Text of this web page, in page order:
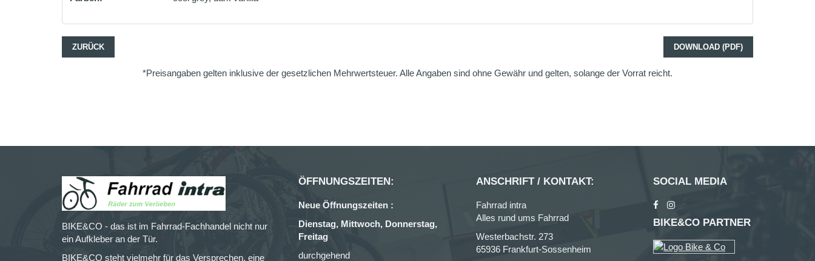
ZURÜCK DOWNLOAD (PDF)
*Preisangaben gelten inklusive der gesetzlichen Mehrwertsteuer. Alle Angaben sind ohne Gewähr und gelten, solange der Vorrat reicht.
BIKE&CO - das ist im Fahrrad-Fachhandel nicht nur
ein Aufkleber an der Tür.
BIKE&CO steht vielmehr für das Versprechen, eine
ÖFFNUNGSZEITEN:
Neue Öffnungszeiten :
Dienstag, Mittwoch, Donnerstag,
Freitag
durchgehend
ANSCHRIFT / KONTAKT:
Fahrrad intra
Alles rund ums Fahrrad
Westerbachstr. 273
65936 Frankfurt-Sossenheim
SOCIAL MEDIA
BIKE&CO PARTNER